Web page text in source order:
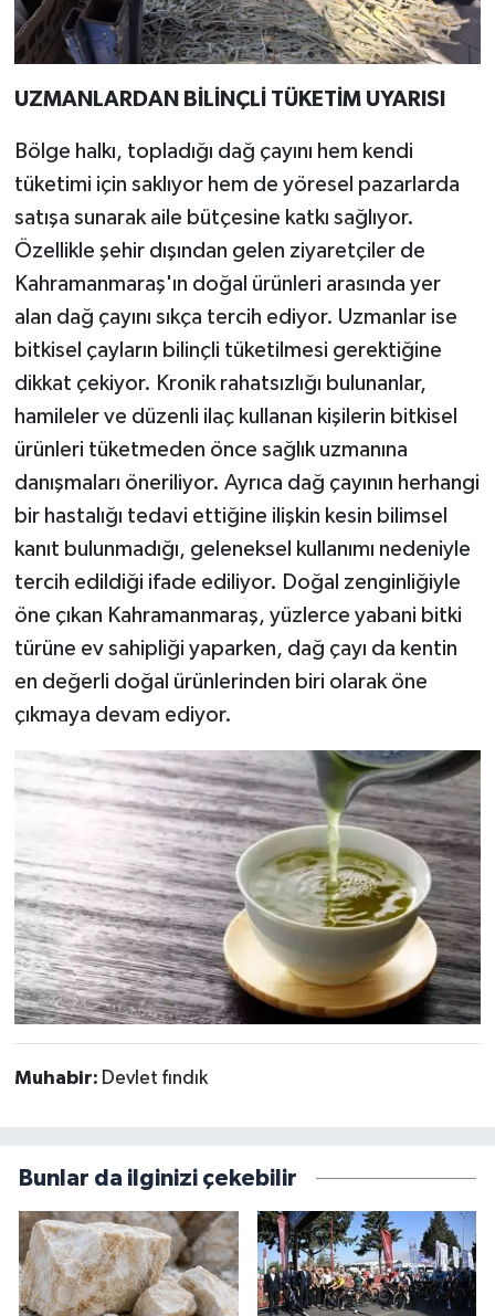
UZMANLARDAN BİLİNÇLİ TÜKETİM UYARISI
Bölge halkı, topladığı dağ çayını hem kendi
tüketimi için saklıyor hem de yöresel pazarlarda
satışa sunarak aile bütçesine katkı sağlıyor.
Özellikle şehir dışından gelen ziyaretçiler de
Kahramanmaraş'ın doğal ürünleri arasında yer
alan dağ çayını sıkça tercih ediyor. Uzmanlar ise
bitkisel çayların bilinçli tüketilmesi gerektiğine
dikkat çekiyor. Kronik rahatsızlığı bulunanlar,
hamileler ve düzenli ilaç kullanan kişilerin bitkisel
ürünleri tüketmeden önce sağlık uzmanına
danışmaları öneriliyor. Ayrıca dağ çayının herhangi
bir hastalığı tedavi ettiğine ilişkin kesin bilimsel
kanıt bulunmadığı, geleneksel kullanımı nedeniyle
tercih edildiği ifade ediliyor. Doğal zenginliğiyle
öne çıkan Kahramanmaraş, yüzlerce yabani bitki
türüne ev sahipliği yaparken, dağ çayı da kentin
en değerli doğal ürünlerinden biri olarak öne
çıkmaya devam ediyor.
Muhabir: Devlet fındık
Bunlar da ilginizi çekebilir